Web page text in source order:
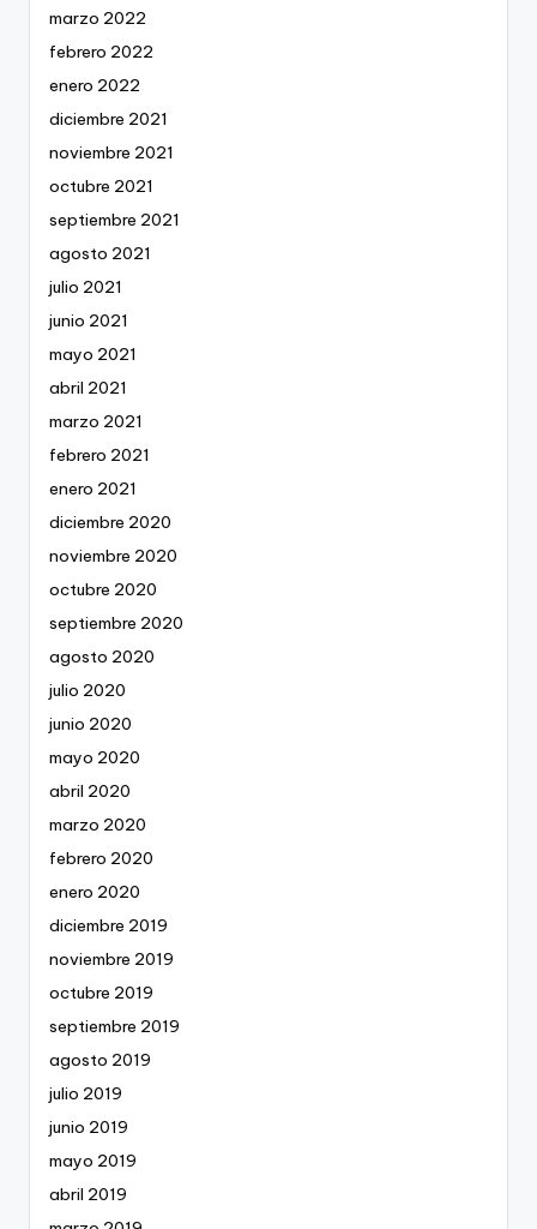
marzo 2022
febrero 2022
enero 2022
diciembre 2021
noviembre 2021
octubre 2021
septiembre 2021
agosto 2021
julio 2021
junio 2021
mayo 2021
abril 2021
marzo 2021
febrero 2021
enero 2021
diciembre 2020
noviembre 2020
octubre 2020
septiembre 2020
agosto 2020
julio 2020
junio 2020
mayo 2020
abril 2020
marzo 2020
febrero 2020
enero 2020
diciembre 2019
noviembre 2019
octubre 2019
septiembre 2019
agosto 2019
julio 2019
junio 2019
mayo 2019
abril 2019